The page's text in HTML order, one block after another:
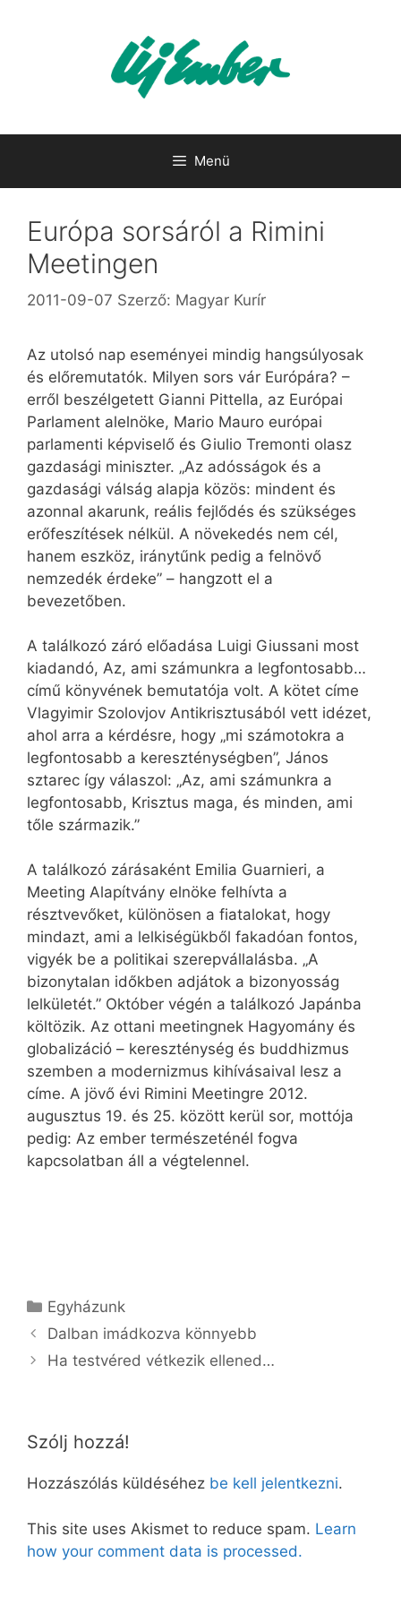
Menü
Európa sorsáról a Rimini
Meetingen
2011-09-07 Szerző: Magyar Kurír
Az utolsó nap eseményei mindig hangsúlyosak
és előremutatók. Milyen sors vár Európára? –
erről beszélgetett Gianni Pittella, az Európai
Parlament alelnöke, Mario Mauro európai
parlamenti képviselő és Giulio Tremonti olasz
gazdasági miniszter. „Az adósságok és a
gazdasági válság alapja közös: mindent és
azonnal akarunk, reális fejlődés és szükséges
erőfeszítések nélkül. A növekedés nem cél,
hanem eszköz, iránytűnk pedig a felnövő
nemzedék érdeke” – hangzott el a
bevezetőben.
A találkozó záró előadása Luigi Giussani most
kiadandó, Az, ami számunkra a legfontosabb…
című könyvének bemutatója volt. A kötet címe
Vlagyimir Szolovjov Antikrisztusából vett idézet,
ahol arra a kérdésre, hogy „mi számotokra a
legfontosabb a kereszténységben”, János
sztarec így válaszol: „Az, ami számunkra a
legfontosabb, Krisztus maga, és minden, ami
tőle származik.”
A találkozó zárásaként Emilia Guarnieri, a
Meeting Alapítvány elnöke felhívta a
résztvevőket, különösen a fiatalokat, hogy
mindazt, ami a lelkiségükből fakadóan fontos,
vigyék be a politikai szerepvállalásba. „A
bizonytalan időkben adjátok a bizonyosság
lelkületét.” Október végén a találkozó Japánba
költözik. Az ottani meetingnek Hagyomány és
globalizáció – kereszténység és buddhizmus
szemben a modernizmus kihívásaival lesz a
címe. A jövő évi Rimini Meetingre 2012.
augusztus 19. és 25. között kerül sor, mottója
pedig: Az ember természeténél fogva
kapcsolatban áll a végtelennel.
Kategória
Egyházunk
Dalban imádkozva könnyebb
Ha testvéred vétkezik ellened…
Szólj hozzá!
Hozzászólás küldéséhez be kell jelentkezni.
This site uses Akismet to reduce spam. Learn
how your comment data is processed.